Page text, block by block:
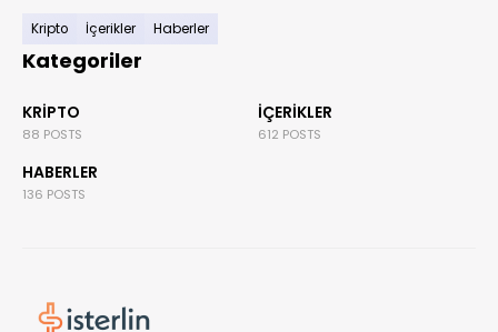
Kripto İçerikler Haberler
Kategoriler
KRIPTO
88 POSTS
İÇERIKLER
612 POSTS
HABERLER
136 POSTS